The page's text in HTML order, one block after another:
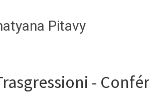
Pitavy
-